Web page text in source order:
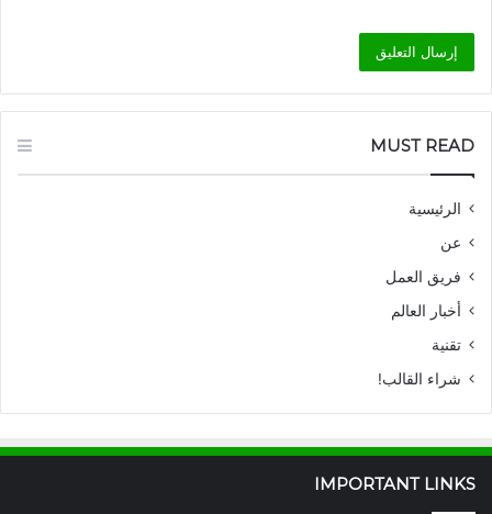
MUST READ
الرئيسية
عن
فريق العمل
أخبار العالم
تقنية
شراء القالب!
IMPORTANT LINKS